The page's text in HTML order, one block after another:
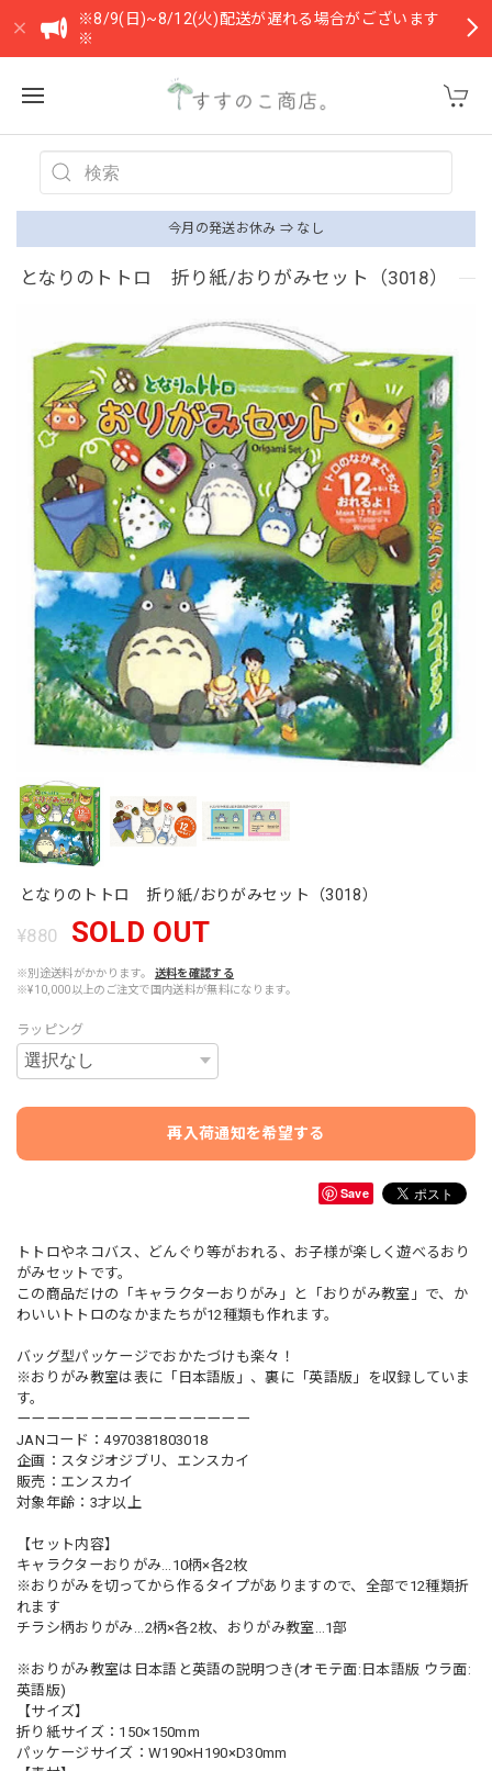
※8/9(日)~8/12(火)配送が遅れる場合がございます
※
今月の発送お休み ⇒ なし
となりのトトロ 折り紙/おりがみセット（3018）
となりのトトロ 折り紙/おりがみセット（3018）
¥880 SOLD OUT
※別途送料がかかります。
送料を確認する
※¥10,000以上のご注文で国内送料が無料になります。
ラッピング
再入荷通知を希望する
Save
トトロやネコバス、どんぐり等がおれる、お子様が楽しく遊べるおり
がみセットです。
この商品だけの「キャラクターおりがみ」と「おりがみ教室」で、か
わいいトトロのなかまたちが12種類も作れます。
バッグ型パッケージでおかたづけも楽々！
※おりがみ教室は表に「日本語版」、裏に「英語版」を収録していま
す。
ーーーーーーーーーーーーーーーー
JANコード：4970381803018
企画：スタジオジブリ、エンスカイ
販売：エンスカイ
対象年齢：3才以上
【セット内容】
キャラクターおりがみ…10柄×各2枚
※おりがみを切ってから作るタイプがありますので、全部で12種類折
れます
チラシ柄おりがみ...2柄×各2枚、おりがみ教室…1部
※おりがみ教室は日本語と英語の説明つき(オモテ面:日本語版 ウラ面:
英語版)
【サイズ】
折り紙サイズ：150×150mm
パッケージサイズ：W190×H190×D30mm